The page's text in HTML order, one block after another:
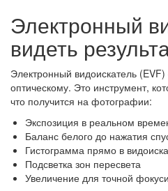
Электронный
видеть
Электронный видоискатель
оптическому. Это инструмент,
что получится на фотографии:
Экспозиция в реальном
Баланс белого до нажатия
Гистограмма прямо в
Подсветка зон пересвета
Увеличение для точной